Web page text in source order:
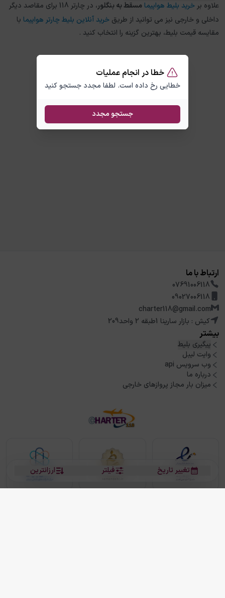
خطا در انجام عملیات
خطایی رخ داده است. لطفا مجدد جستجو کنید
جستجو مجدد
ارزانترین فیلتر تغییر تاریخ
علاوه بر خرید بلیط هواپیما مسقطبهبنگلور
، در چارتر 118 برای مقاصد دیگر
داخلی و خارجی نیز می توانید از طریق خرید آنلاین بلیط چارتر هواپیما با
مقایسه قیمت بلیط، بهترین گزینه را انتخاب کنید .
ارتباط با ما
07691006118
09027006118
charter118@gmail.com
کیش : بازار سارینا 1طبقه 2 واحد209
بیشتر
پیگیری بلیط
وایت لیبل
وب سرویس api
درباره ما
میزان بار مجاز پروازهای خارجی